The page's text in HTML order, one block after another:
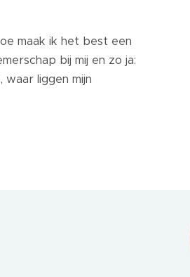
maak ik het best een
bij mij en zo ja:
liggen mijn